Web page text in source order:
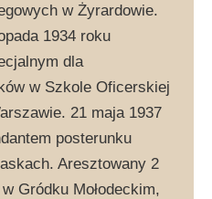
w Żyrardowie.
1934 roku
dla
w Szkole Oficerskiej
21 maja 1937
posterunku
Aresztowany 2
Gródku Mołodeckim,